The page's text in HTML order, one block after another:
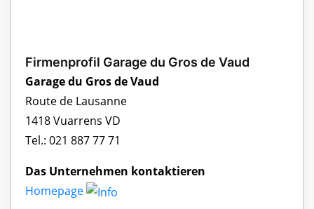
Firmenprofil Garage du Gros de Vaud
Garage du Gros de Vaud
Route de Lausanne
1418 Vuarrens VD
Tel.: 021 887 77 71
Das Unternehmen kontaktieren
Homepage